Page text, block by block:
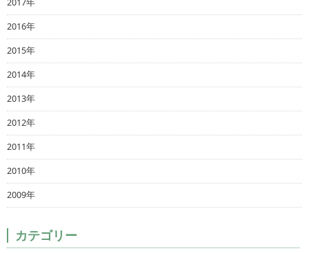
2017年
2016年
2015年
2014年
2013年
2012年
2011年
2010年
2009年
カテゴリー